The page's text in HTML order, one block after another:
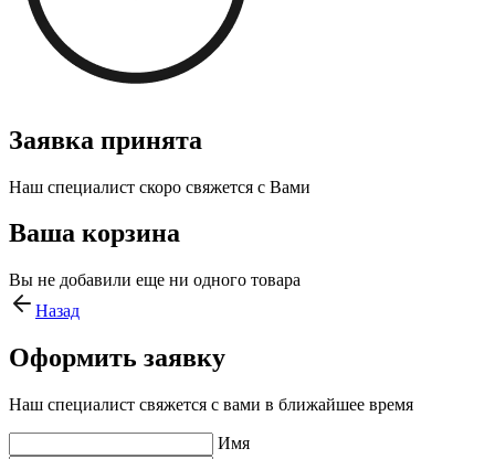
Заявка принята
Наш специалист скоро свяжется с Вами
Ваша корзина
Вы не добавили еще ни одного товара
Назад
Оформить заявку
Наш специалист свяжется с вами в ближайшее время
Имя